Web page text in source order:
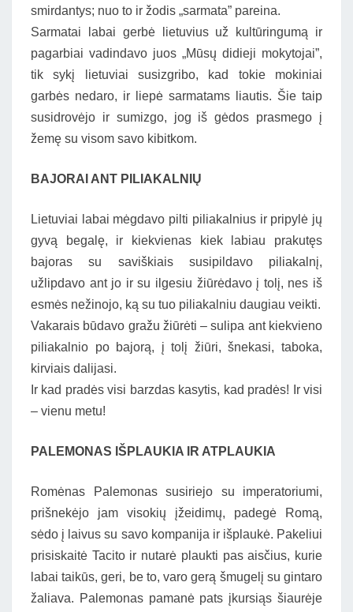
smirdantys; nuo to ir žodis „sarmata” pareina.
Sarmatai labai gerbė lietuvius už kultūringumą ir
pagarbiai vadindavo juos „Mūsų didieji mokytojai”,
tik sykį lietuviai susizgribo, kad tokie mokiniai
garbės nedaro, ir liepė sarmatams liautis. Šie taip
susidrovėjo ir sumizgo, jog iš gėdos prasmego į
žemę su visom savo kibitkom.
BAJORAI ANT PILIAKALNIŲ
Lietuviai labai mėgdavo pilti piliakalnius ir pripylė jų
gyvą begalę, ir kiekvienas kiek labiau prakutęs
bajoras su saviškiais susipildavo piliakalnį,
užlipdavo ant jo ir su ilgesiu žiūrėdavo į tolį, nes iš
esmės nežinojo, ką su tuo piliakalniu daugiau veikti.
Vakarais būdavo gražu žiūrėti – sulipa ant kiekvieno
piliakalnio po bajorą, į tolį žiūri, šnekasi, taboka,
kirviais dalijasi.
Ir kad pradės visi barzdas kasytis, kad pradės! Ir visi
– vienu metu!
PALEMONAS IŠPLAUKIA IR ATPLAUKIA
Romėnas Palemonas susiriejo su imperatoriumi,
prišnekėjo jam visokių įžeidimų, padegė Romą,
sėdo į laivus su savo kompanija ir išplaukė. Pakeliui
prisiskaitė Tacito ir nutarė plaukti pas aisčius, kurie
labai taikūs, geri, be to, varo gerą šmugelį su gintaro
žaliava. Palemonas pamanė pats įkursiąs šiaurėje